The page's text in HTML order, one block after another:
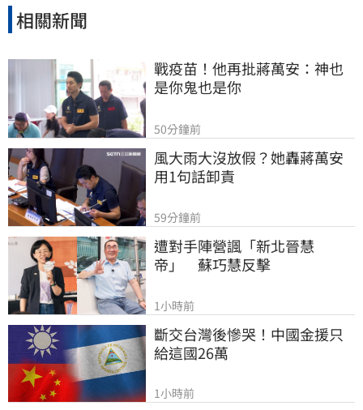
相關新聞
戰疫苗！他再批蔣萬安：神也
是你鬼也是你
50分鐘前
風大雨大沒放假？她轟蔣萬安
用1句話卸責
59分鐘前
遭對手陣營諷「新北晉慧
帝」　蘇巧慧反擊
1小時前
斷交台灣後慘哭！中國金援只
給這國26萬
1小時前